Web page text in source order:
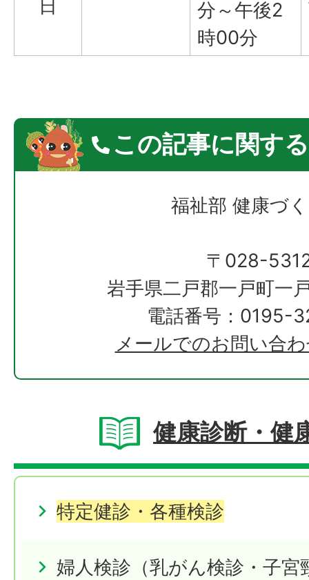
日
分～午後2
時00分
この記事に関す
福祉部 健康づ
〒028-
岩手県二戸郡一戸町一
電話番号：0195-
メールでのお問い合
健康診断・健
特定健診・各種検診
婦人検診（乳がん検診・子宮